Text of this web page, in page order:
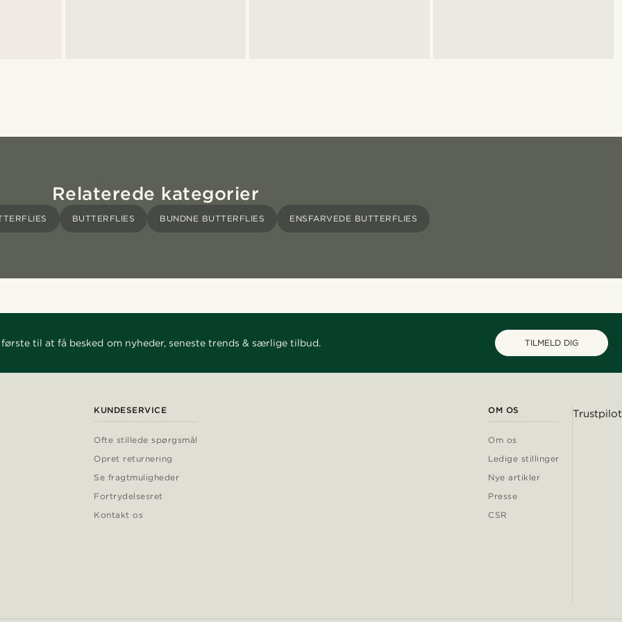
Relaterede kategorier
BUTTERFLIES BUNDNE BUTTERFLIES ENSFARVEDE BUTTERFLIES
til at få besked om nyheder, seneste trends & særlige tilbud. TILMELD DIG
KUNDESERVICE
Ofte stillede spørgsmål
Opret returnering
Se fragtmuligheder
Fortrydelsesret
Kontakt os
OM OS
Om os
Ledige stillinger
Nye artikler
Presse
CSR
Trustpilot